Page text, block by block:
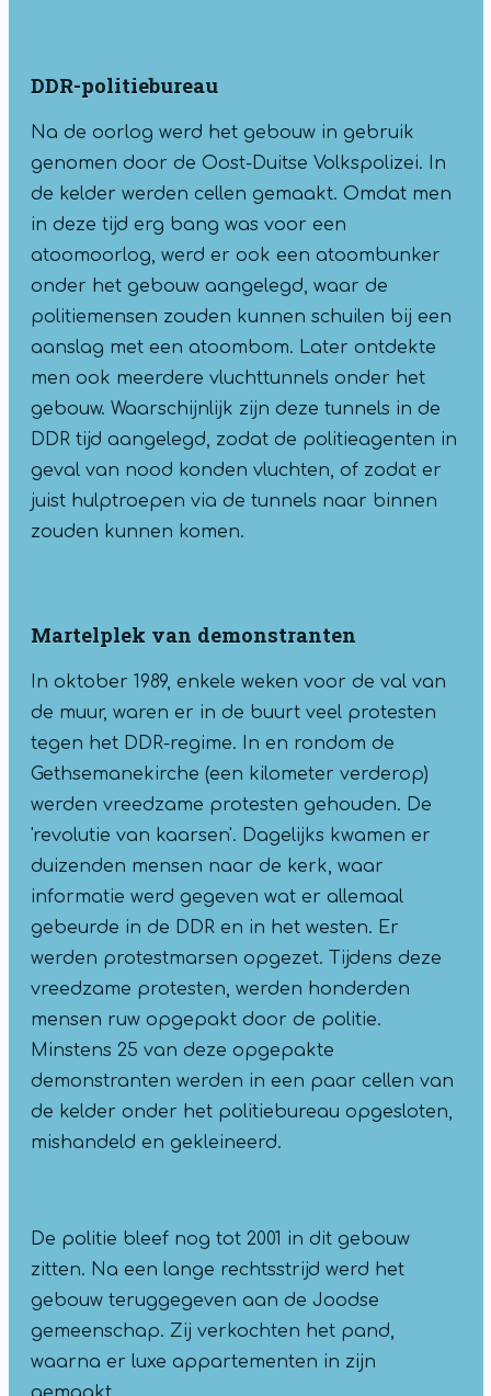
DDR-politiebureau
Na de oorlog werd het gebouw in gebruik
genomen door de Oost-Duitse Volkspolizei. In
de kelder werden cellen gemaakt. Omdat men
in deze tijd erg bang was voor een
atoomoorlog, werd er ook een atoombunker
onder het gebouw aangelegd, waar de
politiemensen zouden kunnen schuilen bij een
aanslag met een atoombom. Later ontdekte
men ook meerdere vluchttunnels onder het
gebouw. Waarschijnlijk zijn deze tunnels in de
DDR tijd aangelegd, zodat de politieagenten in
geval van nood konden vluchten, of zodat er
juist hulptroepen via de tunnels naar binnen
zouden kunnen komen.
Martelplek van demonstranten
In oktober 1989, enkele weken voor de val van
de muur, waren er in de buurt veel protesten
tegen het DDR-regime. In en rondom de
Gethsemanekirche (een kilometer verderop)
werden vreedzame protesten gehouden. De
'revolutie van kaarsen'. Dagelijks kwamen er
duizenden mensen naar de kerk, waar
informatie werd gegeven wat er allemaal
gebeurde in de DDR en in het westen. Er
werden protestmarsen opgezet. Tijdens deze
vreedzame protesten, werden honderden
mensen ruw opgepakt door de politie.
Minstens 25 van deze opgepakte
demonstranten werden in een paar cellen van
de kelder onder het politiebureau opgesloten,
mishandeld en gekleineerd.
De politie bleef nog tot 2001 in dit gebouw
zitten. Na een lange rechtsstrijd werd het
gebouw teruggegeven aan de Joodse
gemeenschap. Zij verkochten het pand,
waarna er luxe appartementen in zijn